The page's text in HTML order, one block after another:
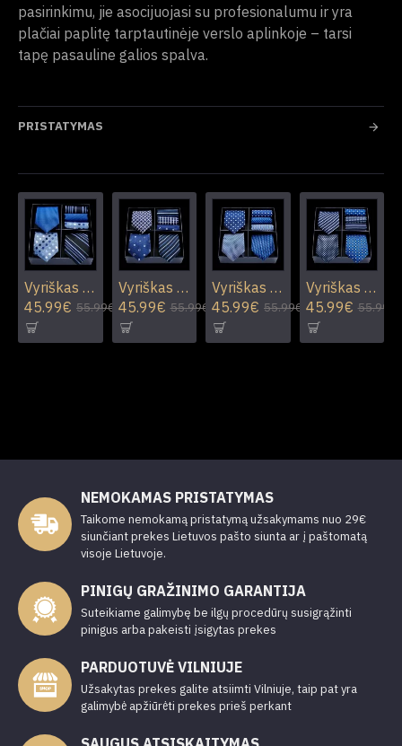
pasirinkimu, jie asocijuojasi su profesionalumu ir yra
plačiai paplitę tarptautinėje verslo aplinkoje – tarsi
tapę pasauline galios spalva.
PRISTATYMAS
Vyriškas rinkinys R01
45.99€ 55.99€
Vyriškas rinkinys R02
45.99€ 55.99€
Vyriškas rinkinys R03
45.99€ 55.99€
Vyriškas rinkinys R04
45.99€ 55.99€
NEMOKAMAS PRISTATYMAS
Taikome nemokamą pristatymą užsakymams nuo 29€
siunčiant prekes Lietuvos pašto siunta ar į paštomatą
visoje Lietuvoje.
PINIGŲ GRAŽINIMO GARANTIJA
Suteikiame galimybę be ilgų procedūrų susigrąžinti
pinigus arba pakeisti įsigytas prekes
PARDUOTUVĖ VILNIUJE
Užsakytas prekes galite atsiimti Vilniuje, taip pat yra
galimybė apžiūrėti prekes prieš perkant